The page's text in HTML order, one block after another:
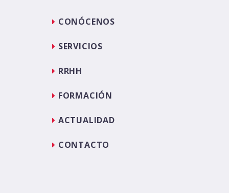
CONÓCENOS
SERVICIOS
RRHH
FORMACIÓN
ACTUALIDAD
CONTACTO